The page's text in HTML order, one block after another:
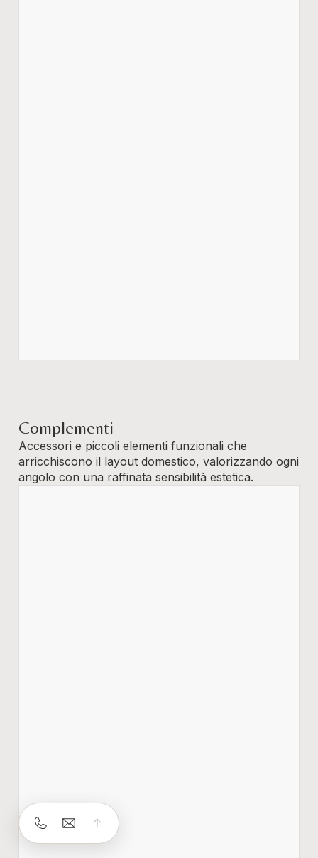
Complementi
Accessori e piccoli elementi funzionali che
arricchiscono il layout domestico, valorizzando ogni
angolo con una raffinata sensibilità estetica.